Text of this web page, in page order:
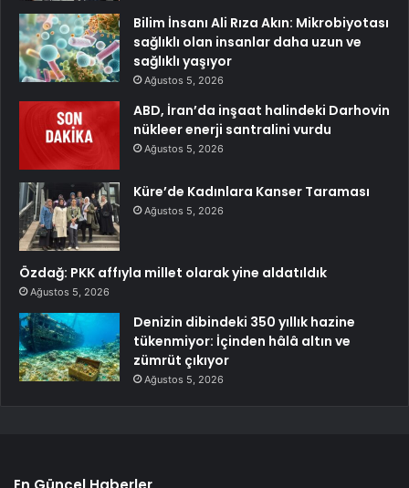
Bilim İnsanı Ali Rıza Akın: Mikrobiyotası
sağlıklı olan insanlar daha uzun ve
sağlıklı yaşıyor
Ağustos 5, 2026
ABD, İran’da inşaat halindeki Darhovin
nükleer enerji santralini vurdu
Ağustos 5, 2026
Küre’de Kadınlara Kanser Taraması
Ağustos 5, 2026
Özdağ: PKK affıyla millet olarak yine aldatıldık
Ağustos 5, 2026
Denizin dibindeki 350 yıllık hazine
tükenmiyor: İçinden hâlâ altın ve
zümrüt çıkıyor
Ağustos 5, 2026